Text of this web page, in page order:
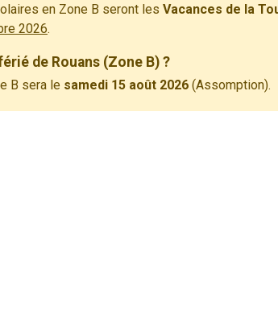
en Zone B seront les Vacances de la
2026.
de Rouans (Zone B) ?
B sera le samedi 15 août 2026 (Assomption).